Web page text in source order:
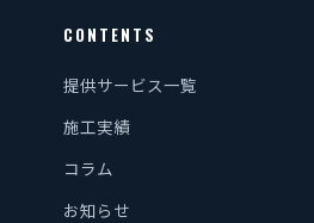
CONTENTS
提供サービス一覧
施工実績
コラム
お知らせ